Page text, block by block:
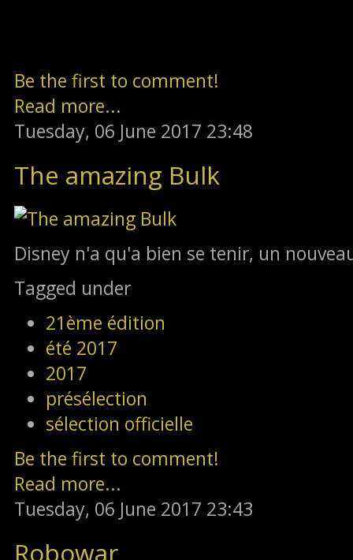
Be the first to comment!
Read more...
Tuesday, 06 June 2017 23:48
The amazing Bulk
Disney n'a qu'a bien se tenir, un
Tagged under
21ème édition
été 2017
2017
présélection
sélection officielle
Be the first to comment!
Read more...
Tuesday, 06 June 2017 23:43
Robowar